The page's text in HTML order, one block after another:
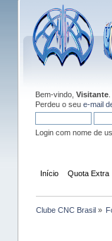
Bem-vindo, Visitante.
Perdeu o seu e-mail
Login com nome de
Início Quota Extra
Clube CNC Brasil»